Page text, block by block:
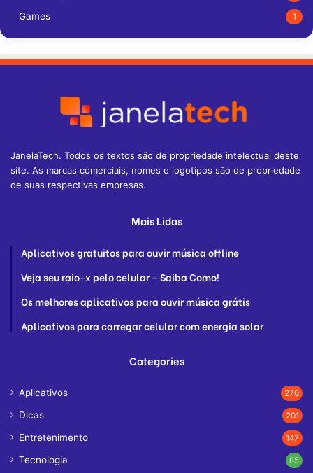
Games 1
JanelaTech. Todos os textos são de propriedade intelectual deste
site. As marcas comerciais, nomes e logotipos são de propriedade
de suas respectivas empresas.
Mais Lidas
Aplicativos gratuitos para ouvir música offline
Veja seu raio-x pelo celular – Saiba Como!
Os melhores aplicativos para ouvir música grátis
Aplicativos para carregar celular com energia solar
Categories
Aplicativos 270
Dicas 201
Entretenimento 147
Tecnologia 85